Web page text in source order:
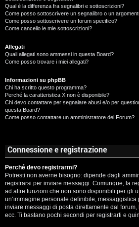
Qual è la differenza fra segnalibri e sottoscrizioni?
Come posso sottoscrivere un segnalibro o un
Come posso sottoscrivere un forum specifico?
Come cancello le mie sottoscrizioni?
Allegati
Quali allegati sono ammessi in questa Board?
Come posso trovare i miei allegati?
Informazioni su phpBB
Chi ha scritto questo programma?
Perché la caratteristica X non è disponibile?
Chi devo contattare per segnalare abusi e/o per
questa Board?
Come posso contattare un amministratore del Forum?
Connessione e registrazione
Perché devo registrarmi?
Potresti non averne bisogno: dipende dagli
registrarsi per inviare messaggi. Comunque, la
ad altre funzioni che non sono disponibili per gli
un’immagine personale definibile, messaggistica
inviare messaggi di posta direttamente dal forum,
ecc. Ti bastano pochi secondi per registrarti e